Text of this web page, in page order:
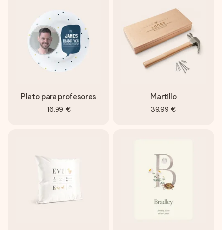
Plato para profesores
16,99 €
Martillo
39,99 €